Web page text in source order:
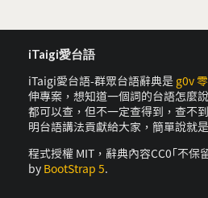
iTaigi愛台語
iTaigi愛台語-群眾台語辭典是 g0v
伸專案，想知道一個詞的台語怎麼
都可以查，但不一定查得到，查不
明台語講法貢獻給大家，簡單說就
程式授權 MIT，辭典內容CC0｢不保
by BootStrap 5.